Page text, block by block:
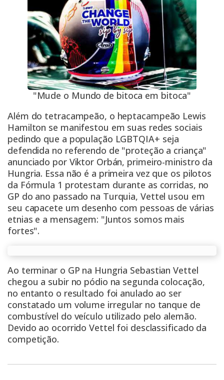
"Mude o Mundo de bitoca em bitoca"
Além do tetracampeão, o heptacampeão Lewis
Hamilton se manifestou em suas redes sociais
pedindo que a população LGBTQIA+ seja
defendida no referendo de "proteção a criança"
anunciado por Viktor Orbán, primeiro-ministro da
Hungria. Essa não é a primeira vez que os pilotos
da Fórmula 1 protestam durante as corridas, no
GP do ano passado na Turquia, Vettel usou em
seu capacete um desenho com pessoas de várias
etnias e a mensagem: "Juntos somos mais
fortes".
Ao terminar o GP na Hungria Sebastian Vettel
chegou a subir no pódio na segunda colocação,
no entanto o resultado foi anulado ao ser
constatado um volume irregular no tanque de
combustível do veículo utilizado pelo alemão.
Devido ao ocorrido Vettel foi desclassificado da
competição.